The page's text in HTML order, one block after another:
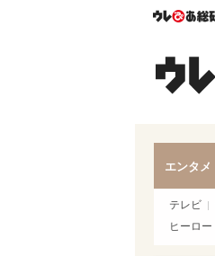
エンタメ
テレビ
ヒーロー